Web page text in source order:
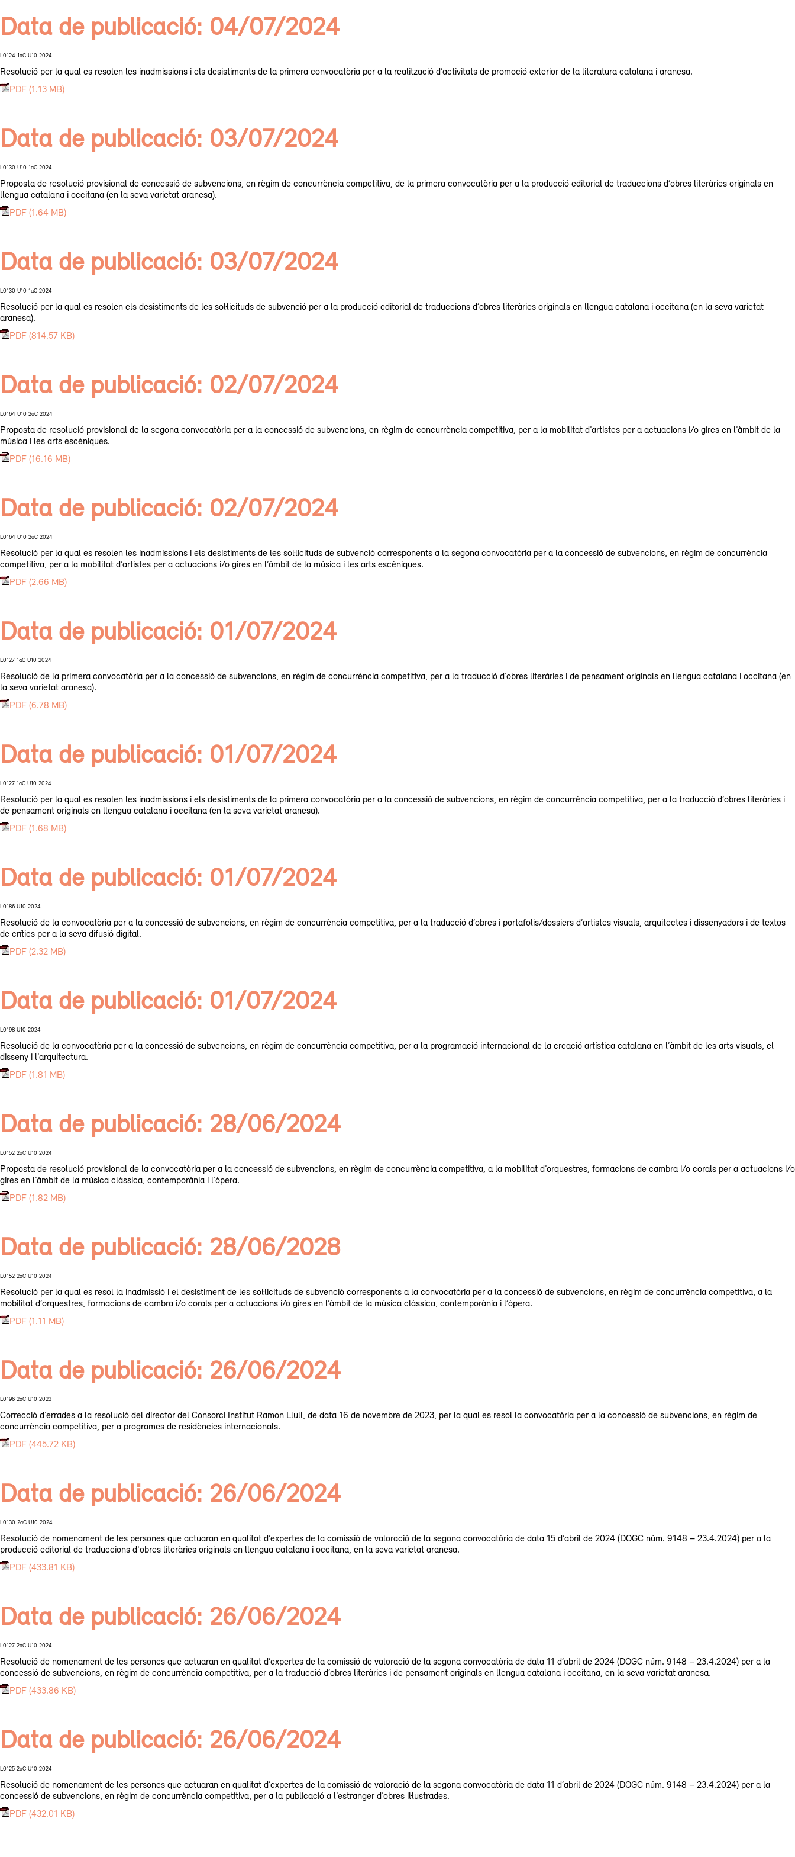
Data de publicació: 04/07/2024
L0124 1aC U10 2024
Resolució per la qual es resolen les inadmissions i els desistiments de la primera convocatòria per a la realització d’activitats de promoció exterior de la literatura catalana i aranesa.
PDF (1.13 MB)
Data de publicació: 03/07/2024
L0130 U10 1aC 2024
Proposta de resolució provisional de concessió de subvencions, en règim de concurrència competitiva, de la primera convocatòria per a la producció editorial de traduccions d’obres literàries originals en
llengua catalana i occitana (en la seva varietat aranesa).
PDF (1.64 MB)
Data de publicació: 03/07/2024
L0130 U10 1aC 2024
Resolució per la qual es resolen els desistiments de les sol·licituds de subvenció per a la producció editorial de traduccions d’obres literàries originals en llengua catalana i occitana (en la seva varietat
aranesa).
PDF (814.57 KB)
Data de publicació: 02/07/2024
L0164 U10 2aC 2024
Proposta de resolució provisional de la segona convocatòria per a la concessió de subvencions, en règim de concurrència competitiva, per a la mobilitat d’artistes per a actuacions i/o gires en l’àmbit de la
música i les arts escèniques.
PDF (16.16 MB)
Data de publicació: 02/07/2024
L0164 U10 2aC 2024
Resolució per la qual es resolen les inadmissions i els desistiments de les sol·licituds de subvenció corresponents a la segona convocatòria per a la concessió de subvencions, en règim de concurrència
competitiva, per a la mobilitat d’artistes per a actuacions i/o gires en l’àmbit de la música i les arts escèniques.
PDF (2.66 MB)
Data de publicació: 01/07/2024
L0127 1aC U10 2024
Resolució de la primera convocatòria per a la concessió de subvencions, en règim de concurrència competitiva, per a la traducció d’obres literàries i de pensament originals en llengua catalana i occitana (en
la seva varietat aranesa).
PDF (6.78 MB)
Data de publicació: 01/07/2024
L0127 1aC U10 2024
Resolució per la qual es resolen les inadmissions i els desistiments de la primera convocatòria per a la concessió de subvencions, en règim de concurrència competitiva, per a la traducció d’obres literàries i
de pensament originals en llengua catalana i occitana (en la seva varietat aranesa).
PDF (1.68 MB)
Data de publicació: 01/07/2024
L0186 U10 2024
Resolució de la convocatòria per a la concessió de subvencions, en règim de concurrència competitiva, per a la traducció d’obres i portafolis/dossiers d’artistes visuals, arquitectes i dissenyadors i de textos
de crítics per a la seva difusió digital.
PDF (2.32 MB)
Data de publicació: 01/07/2024
L0198 U10 2024
Resolució de la convocatòria per a la concessió de subvencions, en règim de concurrència competitiva, per a la programació internacional de la creació artística catalana en l’àmbit de les arts visuals, el
disseny i l’arquitectura.
PDF (1.81 MB)
Data de publicació: 28/06/2024
L0152 2aC U10 2024
Proposta de resolució provisional de la convocatòria per a la concessió de subvencions, en règim de concurrència competitiva, a la mobilitat d’orquestres, formacions de cambra i/o corals per a actuacions i/o
gires en l’àmbit de la música clàssica, contemporània i l’òpera.
PDF (1.82 MB)
Data de publicació: 28/06/2028
L0152 2aC U10 2024
Resolució per la qual es resol la inadmissió i el desistiment de les sol·licituds de subvenció corresponents a la convocatòria per a la concessió de subvencions, en règim de concurrència competitiva, a la
mobilitat d’orquestres, formacions de cambra i/o corals per a actuacions i/o gires en l’àmbit de la música clàssica, contemporània i l’òpera.
PDF (1.11 MB)
Data de publicació: 26/06/2024
L0196 2aC U10 2023
Correcció d’errades a la resolució del director del Consorci Institut Ramon Llull, de data 16 de novembre de 2023, per la qual es resol la convocatòria per a la concessió de subvencions, en règim de
concurrència competitiva, per a programes de residències internacionals.
PDF (445.72 KB)
Data de publicació: 26/06/2024
L0130 2aC U10 2024
Resolució de nomenament de les persones que actuaran en qualitat d’expertes de la comissió de valoració de la segona convocatòria de data 15 d’abril de 2024 (DOGC núm. 9148 – 23.4.2024) per a la
producció editorial de traduccions d'obres literàries originals en llengua catalana i occitana, en la seva varietat aranesa.
PDF (433.81 KB)
Data de publicació: 26/06/2024
L0127 2aC U10 2024
Resolució de nomenament de les persones que actuaran en qualitat d’expertes de la comissió de valoració de la segona convocatòria de data 11 d’abril de 2024 (DOGC núm. 9148 – 23.4.2024) per a la
concessió de subvencions, en règim de concurrència competitiva, per a la traducció d’obres literàries i de pensament originals en llengua catalana i occitana, en la seva varietat aranesa.
PDF (433.86 KB)
Data de publicació: 26/06/2024
L0125 2aC U10 2024
Resolució de nomenament de les persones que actuaran en qualitat d’expertes de la comissió de valoració de la segona convocatòria de data 11 d’abril de 2024 (DOGC núm. 9148 – 23.4.2024) per a la
concessió de subvencions, en règim de concurrència competitiva, per a la publicació a l’estranger d’obres il·lustrades.
PDF (432.01 KB)